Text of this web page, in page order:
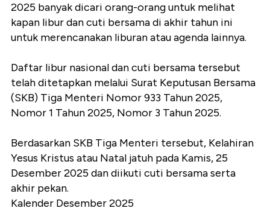
2025 banyak dicari orang-orang untuk melihat
kapan libur dan cuti bersama di akhir tahun ini
untuk merencanakan liburan atau agenda lainnya.
Daftar libur nasional dan cuti bersama tersebut
telah ditetapkan melalui Surat Keputusan Bersama
(SKB) Tiga Menteri Nomor 933 Tahun 2025,
Nomor 1 Tahun 2025, Nomor 3 Tahun 2025.
Berdasarkan SKB Tiga Menteri tersebut, Kelahiran
Yesus Kristus atau Natal jatuh pada Kamis, 25
Desember 2025 dan diikuti cuti bersama serta
akhir pekan.
Kalender Desember 2025